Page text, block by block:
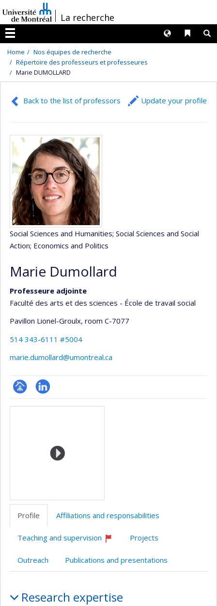
au
contenu
/La recherche
Menu
Liens
Langues
Home
Nos équipes de recherche
Répertoire des professeurs et professeures
Marie DUMOLLARD
Back to the list of professors Update your profile
Social Sciences and Humanities; Social Sciences and Social
Action; Economics and Politics
Marie Dumollard
Professeure adjointe
Faculté des arts et des sciences - École de travail social
Pavillon Lionel-Groulx, room C-7077
514 343-6111 #5004
marie.dumollard@umontreal.ca
Page LinkedIn
Media
Profile Affiliations and responsabilities
Teaching and supervision
recruiting
Projects
Outreach Publications and presentations
Research expertise